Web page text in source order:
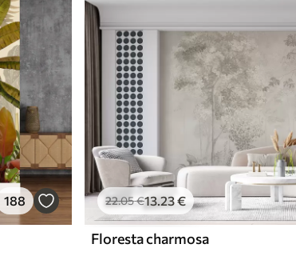
188 22.05€13.23€
Floresta charmosa